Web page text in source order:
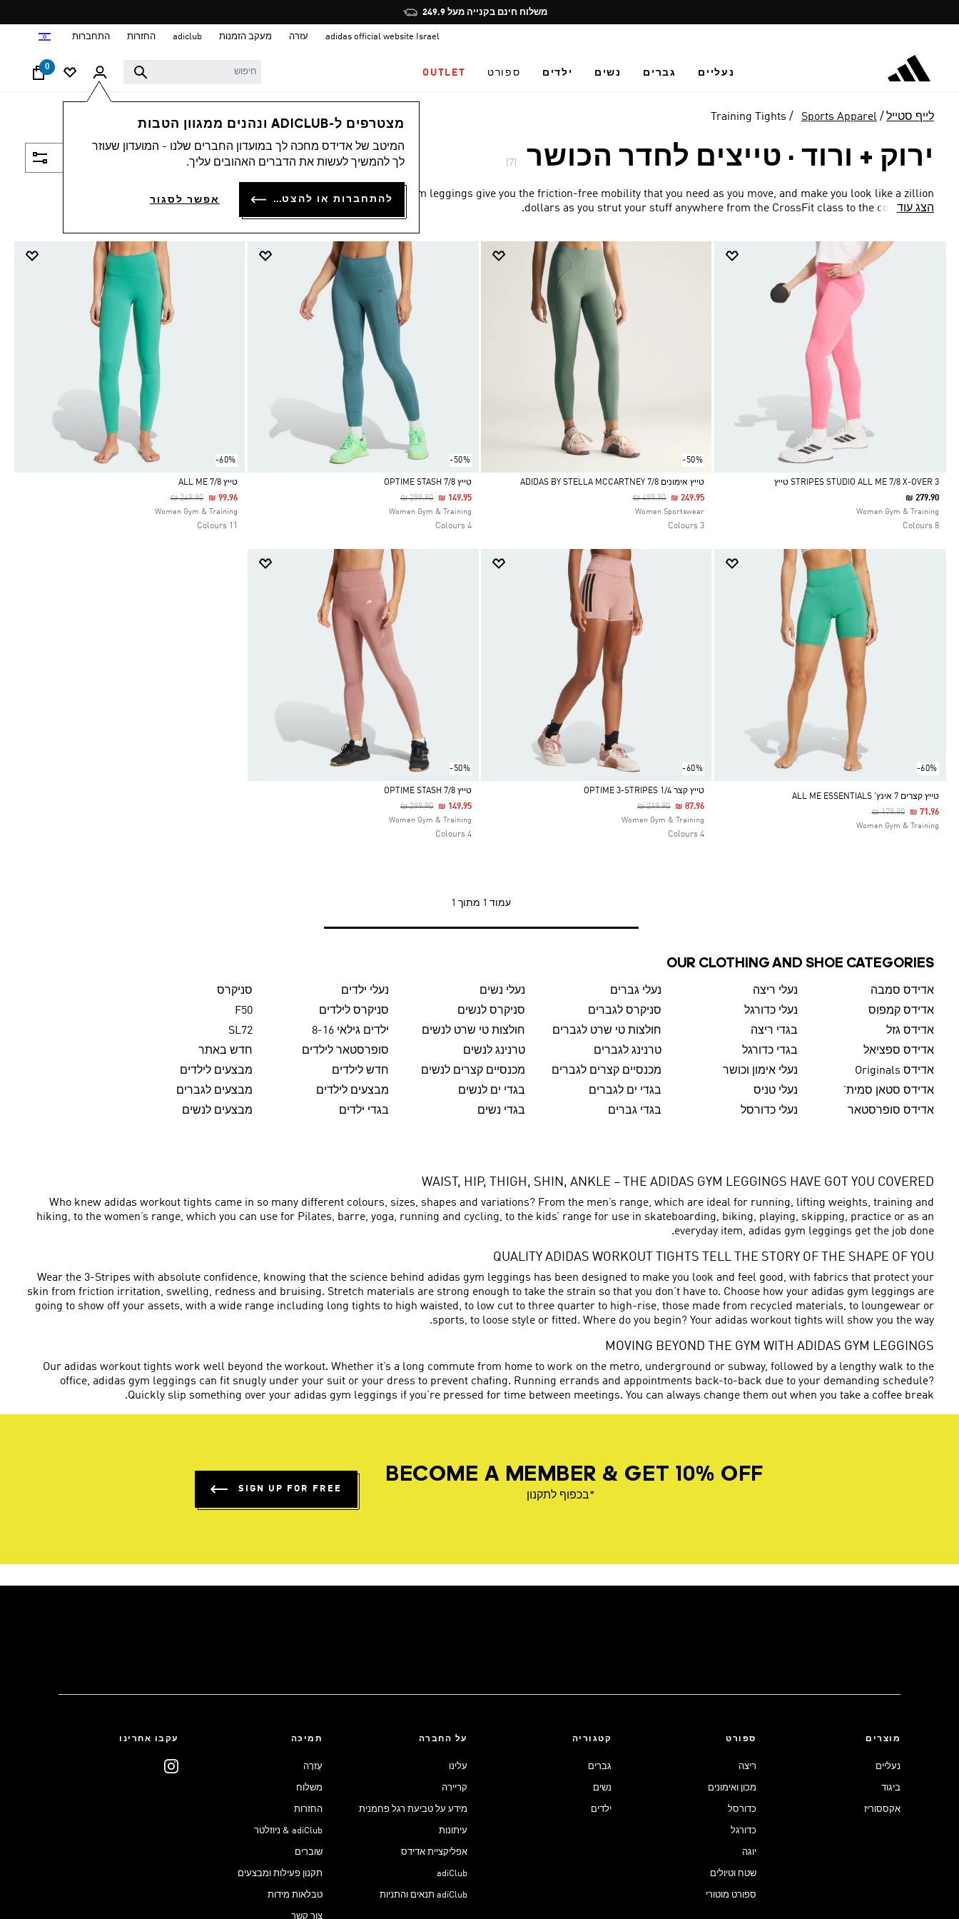
Pause
promotion
משלוח חינם בקנייה מעל 249.9
adidas official website Israel עזרה מעקב הזמנות adiclub החזרות התחברות
נעליים גברים נשים ילדים ספורט OUTLET
0
מצטרפים ל-ADICLUB ונהנים ממגוון הטבות
המיטב של אדידס מחכה לך במועדון החברים שלנו - המועדון שעוזר
לך להמשיך לעשות את הדברים האהובים עליך.
להתחברות או להצטרפות אפשר לסגור
לייף סטייל Sports Apparel
Training Tights
ירוק + ורוד · טייצים לחדר הכושר
Our adidas gym leggings give you the friction-free mobility that you need as you move, and make you look like a zillion
dollars as you strut your stuff anywhere from the CrossFit class to the coffee shop.
הצג עוד
Selected
3 STRIPES STUDIO ALL ME 7/8 X-OVER טייץ
₪ 279.90
Women Gym & Training
8 Colours
-50%
Selected
טייץ אימונים 7/8 ADIDAS BY STELLA MCCARTNEY
Price Reduced From
₪ 499.90To₪ 249.95
Women Sportswear
3 Colours
-50%
Selected
טייץ OPTIME STASH 7/8
Price Reduced From
₪ 299.90To₪ 149.95
Women Gym & Training
4 Colours
-60%
Selected
טייץ ALL ME 7/8
Price Reduced From
₪ 249.90To₪ 99.96
Women Gym & Training
-60%
טייץ קצרים 7 אינץ' ALL ME ESSENTIALS
Price Reduced From
₪ 179.90To₪ 71.96
Women Gym & Training
-60%
Selected
טייץ קצר OPTIME 3-STRIPES 1/4
Price Reduced From
₪ 219.90To₪ 87.96
Women Gym & Training
4 Colours
-50%
Selected
טייץ OPTIME STASH 7/8
Price Reduced From
₪ 299.90To₪ 149.95
Women Gym & Training
4 Colours
עמוד 1 מתוך 1
OUR CLOTHING AND SHOE CATEGORIES
אדידס סמבה נעלי ריצה נעלי גברים נעלי נשים נעלי ילדים
סניקרס
אדידס קמפוס
נעלי כדורגל סניקרס לגברים סניקרס לנשים סניקרס לילדים
F50
אדידס גזל
בגדי ריצה חולצות טי שרט לגברים חולצות טי שרט לנשים ילדים גילאי 8-16
SL72
אדידס ספציאל
בגדי כדורגל טרנינג לגברים טרנינג לנשים סופרסטאר לילדים
חדש באתר
אדידס Originals
נעלי אימון וכושר מכנסיים קצרים לגברים מכנסיים קצרים לנשים חדש לילדים
מבצעים לילדים
אדידס סטאן סמית'
נעלי טניס בגדי ים לגברים בגדי ים לנשים מבצעים לילדים
מבצעים לגברים
אדידס סופרסטאר
נעלי כדורסל בגדי גברים בגדי נשים בגדי ילדים מבצעים לנשים
WAIST, HIP, THIGH, SHIN, ANKLE – THE ADIDAS GYM LEGGINGS HAVE GOT YOU COVERED
Who knew adidas workout tights came in so many different colours, sizes, shapes and variations? From the men’s range, which are ideal for running, lifting weights, training and
hiking, to the women’s range, which you can use for Pilates, barre, yoga, running and cycling, to the kids’ range for use in skateboarding, biking, playing, skipping, practice or as an
everyday item, adidas gym leggings get the job done.
QUALITY ADIDAS WORKOUT TIGHTS TELL THE STORY OF THE SHAPE OF YOU
Wear the 3-Stripes with absolute confidence, knowing that the science behind adidas gym leggings has been designed to make you look and feel good, with fabrics that protect your
skin from friction irritation, swelling, redness and bruising. Stretch materials are strong enough to take the strain so that you don’t have to. Choose how your adidas gym leggings are
going to show off your assets, with a wide range including long tights to high waisted, to low cut to three quarter to high-rise, those made from recycled materials, to loungewear or
sports, to loose style or fitted. Where do you begin? Your adidas workout tights will show you the way.
MOVING BEYOND THE GYM WITH ADIDAS GYM LEGGINGS
Our adidas workout tights work well beyond the workout. Whether it’s a long commute from home to work on the metro, underground or subway, followed by a lengthy walk to the
office, adidas gym leggings can fit snugly under your suit or your dress to prevent chafing. Running errands and appointments back-to-back due to your demanding schedule?
Quickly slip something over your adidas gym leggings if you’re pressed for time between meetings. You can always change them out when you take a coffee break.
BECOME A MEMBER & GET 10% OFF
*בכפוף לתקנון
SIGN UP FOR FREE
מוצרים
נעליים
ביגוד
אקססוריז
ספורט
ריצה
מכון ואימונים
כדורסל
כדורגל
יוגה
שטח וטיולים
ספורט מוטורי
קטגוריה
גברים
נשים
ילדים
על החברה
עלינו
קריירה
מידע על טביעת רגל פחמנית
עיתונות
אפליקציית אדידס
adiClub
adiClub תנאים והתניות
תמיכה
עֶזרָה
משלוח
החזרות
adiClub & ניוזלטר
שוברים
תקנון פעילות ומבצעים
טבלאות מידות
צור קשר
עקבו אחרינו